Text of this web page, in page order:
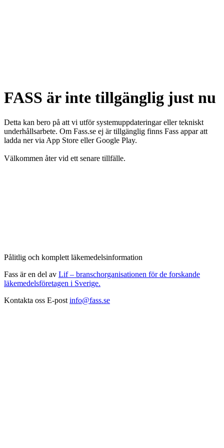
FASS är inte tillgänglig just nu
Detta kan bero på att vi utför systemuppdateringar eller tekniskt
underhållsarbete. Om Fass.se ej är tillgänglig finns Fass appar att
ladda ner via App Store eller Google Play.
Välkommen åter vid ett senare tillfälle.
Pålitlig och komplett läkemedelsinformation
Fass är en del av Lif – branschorganisationen för de forskande
läkemedelsföretagen i Sverige.
Kontakta oss E-post info@fass.se